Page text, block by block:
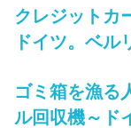
クレジットカ
ドイツ。ベル
ゴミ箱を漁る
ル回収機～ド